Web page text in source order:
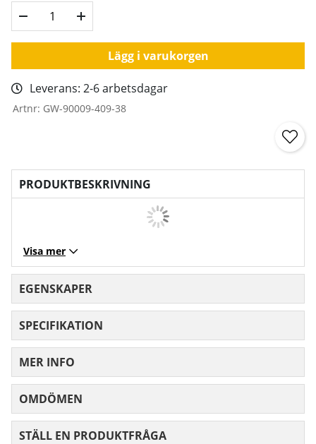
Lägg i varukorgen
Leverans: 2-6 arbetsdagar
Artnr: GW-90009-409-38
PRODUKTBESKRIVNING
Visa mer
EGENSKAPER
SPECIFIKATION
MER INFO
OMDÖMEN
STÄLL EN PRODUKTFRÅGA